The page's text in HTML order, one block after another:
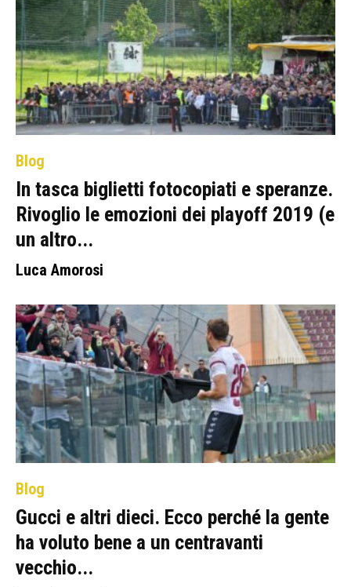
Blog
In tasca biglietti fotocopiati e speranze.
Rivoglio le emozioni dei playoff 2019 (e
un altro...
Luca Amorosi
Blog
Gucci e altri dieci. Ecco perché la gente
ha voluto bene a un centravanti
vecchio...